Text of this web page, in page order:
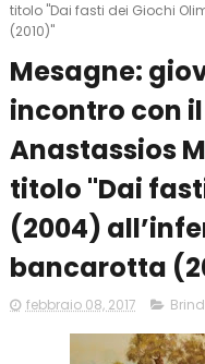
titolo "Dai fasti dei Giochi
(2010)"
Mesagne:
incontro con
Anastassios
titolo "Dai
(2004)
bancarotta
febbraio 08, 2017